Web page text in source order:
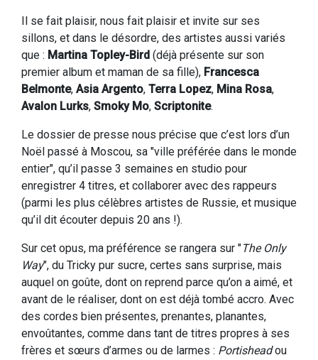
Il se fait plaisir, nous fait plaisir et invite sur ses
sillons, et dans le désordre, des artistes aussi variés
que : Martina Topley-Bird (déjà présente sur son
premier album et maman de sa fille), Francesca
Belmonte, Asia Argento, Terra Lopez, Mina Rosa,
Avalon Lurks, Smoky Mo, Scriptonite.
Le dossier de presse nous précise que c’est lors d’un
Noël passé à Moscou, sa "ville préférée dans le monde
entier", qu’il passe 3 semaines en studio pour
enregistrer 4 titres, et collaborer avec des rappeurs
(parmi les plus célèbres artistes de Russie, et musique
qu’il dit écouter depuis 20 ans !).
Sur cet opus, ma préférence se rangera sur "The Only
Way", du Tricky pur sucre, certes sans surprise, mais
auquel on goûte, dont on reprend parce qu’on a aimé, et
avant de le réaliser, dont on est déjà tombé accro. Avec
des cordes bien présentes, prenantes, planantes,
envoûtantes, comme dans tant de titres propres à ses
frères et sœurs d’armes ou de larmes : Portisheadou